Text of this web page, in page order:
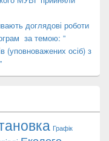
доглядові роботи
за темою: ”
(уповноважених осіб) з
Графік